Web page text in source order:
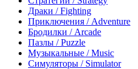
Драки / Fighting
Приключения / Adventure
Бродилки / Arcade
Пазлы / Puzzle
Музыкальные / Music
Симуляторы / Simulator